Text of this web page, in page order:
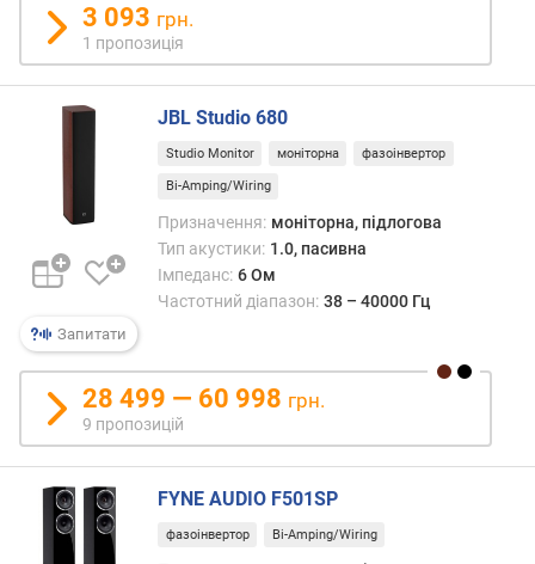
а
ю
д
а
а
н
я
з
а
к
і
ь
к
3 093 грн.
1 пропозиція
Запитати
JBL Studio 680
Studio Monitor моніторна фазоінвертор
Bi-Amping/Wiring
Призначення: моніторна, підлогова
Тип акустики: 1.0, пасивна
Імпеданс: 6 Ом
Частотний діапазон: 38 – 40000 Гц
28 499 — 60 998 грн.
9 пропозицій
FYNE AUDIO F501SP
фазоінвертор Bi-Amping/Wiring